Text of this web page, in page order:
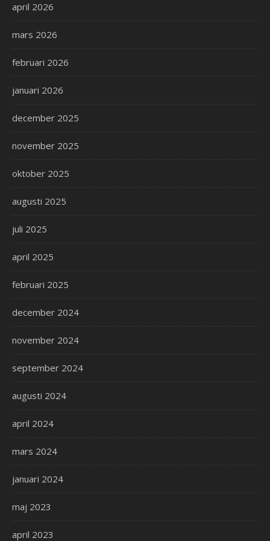
april 2026
mars 2026
februari 2026
januari 2026
december 2025
november 2025
oktober 2025
augusti 2025
juli 2025
april 2025
februari 2025
december 2024
november 2024
september 2024
augusti 2024
april 2024
mars 2024
januari 2024
maj 2023
april 2023